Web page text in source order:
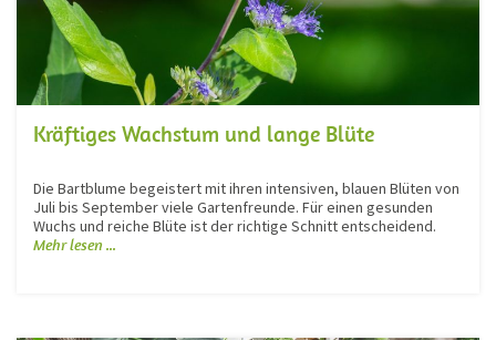
Kräftiges Wachstum und lange Blüte
Die Bartblume begeistert mit ihren intensiven, blauen Blüten von
Juli bis September viele Gartenfreunde. Für einen gesunden
Wuchs und reiche Blüte ist der richtige Schnitt entscheidend.
Mehr lesen ...